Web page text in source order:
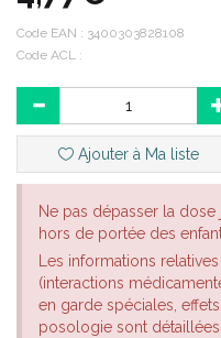
Code EAN : 3400303828108
Code ACL :
Ajouter à Ma liste
Ne pas dépasser la
hors de portée des
Les informations
(interactions
en garde spéciales,
posologie sont